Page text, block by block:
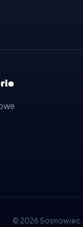
© 2026 Sosnowiec.